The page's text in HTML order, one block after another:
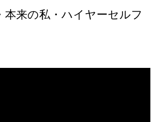
本来の私・ハイヤーセルフ